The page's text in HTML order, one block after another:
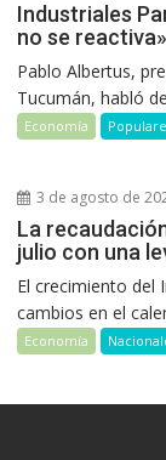
Industriales
no se reactiva»
Pablo Albertus,
Tucumán, habló
Economía
3 de agosto de
La
julio con una
El crecimiento del
cambios en el
Economía